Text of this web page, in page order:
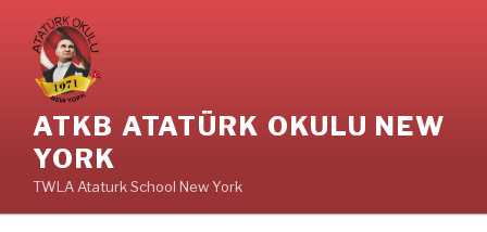
ATKB ATATÜRK OKULU NEW
YORK
TWLA Ataturk School New York